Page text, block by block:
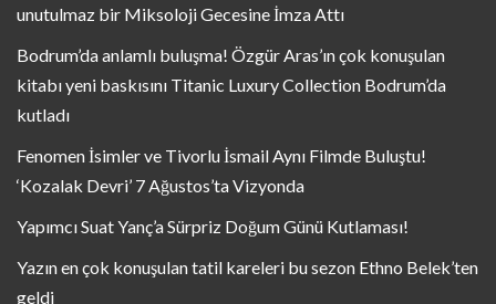
unutulmaz bir Miksoloji Gecesine İmza Attı
Bodrum’da anlamlı buluşma! Özgür Aras’ın çok konuşulan
kitabı yeni baskısını Titanic Luxury Collection Bodrum’da
kutladı
Fenomen İsimler ve Tivorlu İsmail Aynı Filmde Buluştu!
‘Kozalak Devri’ 7 Ağustos’ta Vizyonda
Yapımcı Suat Yanç’a Sürpriz Doğum Günü Kutlaması!
Yazın en çok konuşulan tatil kareleri bu sezon Ethno Belek’ten
geldi